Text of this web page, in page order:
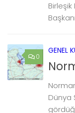
0
GENEL
Dünya